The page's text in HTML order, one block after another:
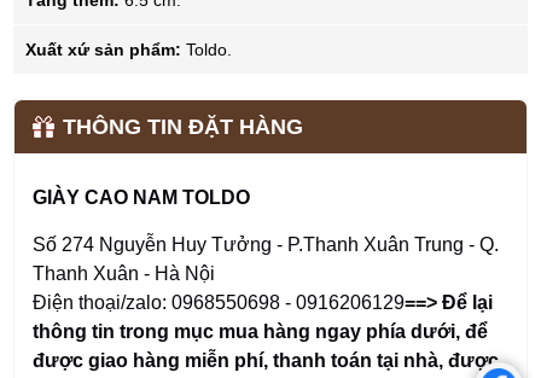
Xuất xứ sản phẩm: Toldo.
THÔNG TIN ĐẶT HÀNG
GIÀY CAO NAM TOLDO
Số 274 Nguyễn Huy Tưởng - P.Thanh Xuân Trung - Q.
Thanh Xuân - Hà Nội
Điện thoại/zalo: 0968550698 - 0916206129==> Để lại
thông tin trong mục mua hàng ngay phía dưới,để
được giao hàng miễn phí, thanh toán tại nhà, được